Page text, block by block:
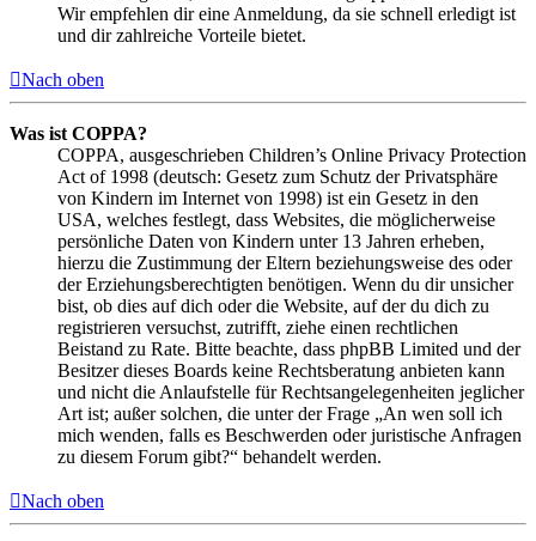
Wir empfehlen dir eine Anmeldung, da sie schnell erledigt ist
und dir zahlreiche Vorteile bietet.
Nach oben
Was ist COPPA?
COPPA, ausgeschrieben Children’s Online Privacy Protection
Act of 1998 (deutsch: Gesetz zum Schutz der Privatsphäre
von Kindern im Internet von 1998) ist ein Gesetz in den
USA, welches festlegt, dass Websites, die möglicherweise
persönliche Daten von Kindern unter 13 Jahren erheben,
hierzu die Zustimmung der Eltern beziehungsweise des oder
der Erziehungsberechtigten benötigen. Wenn du dir unsicher
bist, ob dies auf dich oder die Website, auf der du dich zu
registrieren versuchst, zutrifft, ziehe einen rechtlichen
Beistand zu Rate. Bitte beachte, dass phpBB Limited und der
Besitzer dieses Boards keine Rechtsberatung anbieten kann
und nicht die Anlaufstelle für Rechtsangelegenheiten jeglicher
Art ist; außer solchen, die unter der Frage „An wen soll ich
mich wenden, falls es Beschwerden oder juristische Anfragen
zu diesem Forum gibt?“ behandelt werden.
Nach oben